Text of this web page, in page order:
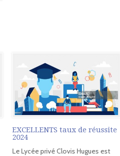
EXCELLENTS taux de réussite
2024
Le Lycée privé Clovis Hugues est